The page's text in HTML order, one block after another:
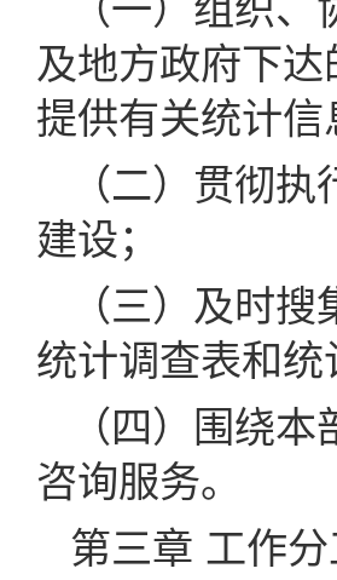
及地方政府下
提供有关统计信
（二）贯彻
建设；
（三）及时
统计调查表和统
（四）围绕
咨询服务。
第三章 工作